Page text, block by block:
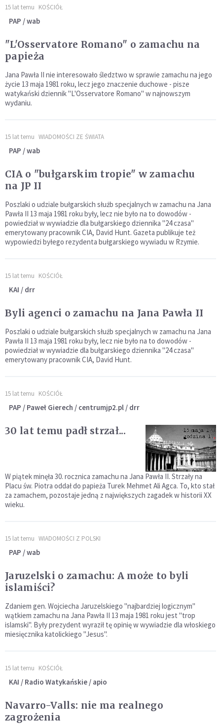
15 lat temu KOŚCIÓŁ
PAP / wab
"L'Osservatore Romano" o zamachu na
papieża
Jana Pawła II nie interesowało śledztwo w sprawie zamachu na jego
życie 13 maja 1981 roku, lecz jego znaczenie duchowe - pisze
watykański dziennik "L'Osservatore Romano" w najnowszym
wydaniu.
15 lat temu WIADOMOŚCI ZE ŚWIATA
PAP / wab
CIA o "bułgarskim tropie" w zamachu
na JP II
Poszlaki o udziale bułgarskich służb specjalnych w zamachu na Jana
Pawła II 13 maja 1981 roku były, lecz nie było na to dowodów -
powiedział w wywiadzie dla bułgarskiego dziennika "24 czasa"
emerytowany pracownik CIA, David Hunt. Gazeta publikuje też
wypowiedzi byłego rezydenta bułgarskiego wywiadu w Rzymie.
15 lat temu KOŚCIÓŁ
KAI / drr
Byli agenci o zamachu na Jana Pawła II
Poszlaki o udziale bułgarskich służb specjalnych w zamachu na Jana
Pawła II 13 maja 1981 roku były, lecz nie było na to dowodów -
powiedział w wywiadzie dla bułgarskiego dziennika "24 czasa"
emerytowany pracownik CIA, David Hunt.
15 lat temu KOŚCIÓŁ
PAP / Paweł Gierech / centrumjp2.pl / drr
30 lat temu padł strzał...
W piątek minęła 30. rocznica zamachu na Jana Pawła II. Strzały na
Placu św. Piotra oddał do papieża Turek Mehmet Ali Agca. To, kto stał
za zamachem, pozostaje jedną z największych zagadek w historii XX
wieku.
15 lat temu WIADOMOŚCI Z POLSKI
PAP / wab
Jaruzelski o zamachu: A może to byli
islamiści?
Zdaniem gen. Wojciecha Jaruzelskiego "najbardziej logicznym"
wątkiem zamachu na Jana Pawła II 13 maja 1981 roku jest "trop
islamski". Były prezydent wyraził tę opinię w wywiadzie dla włoskiego
miesięcznika katolickiego "Jesus".
15 lat temu KOŚCIÓŁ
KAI / Radio Watykańskie / apio
Navarro-Valls: nie ma realnego
zagrożenia